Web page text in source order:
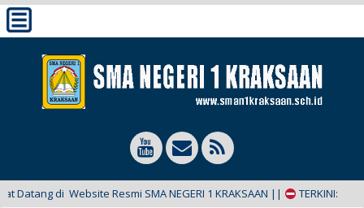
di Website Resmi SMA NEGERI 1 KRAKSAAN || TERKINI: